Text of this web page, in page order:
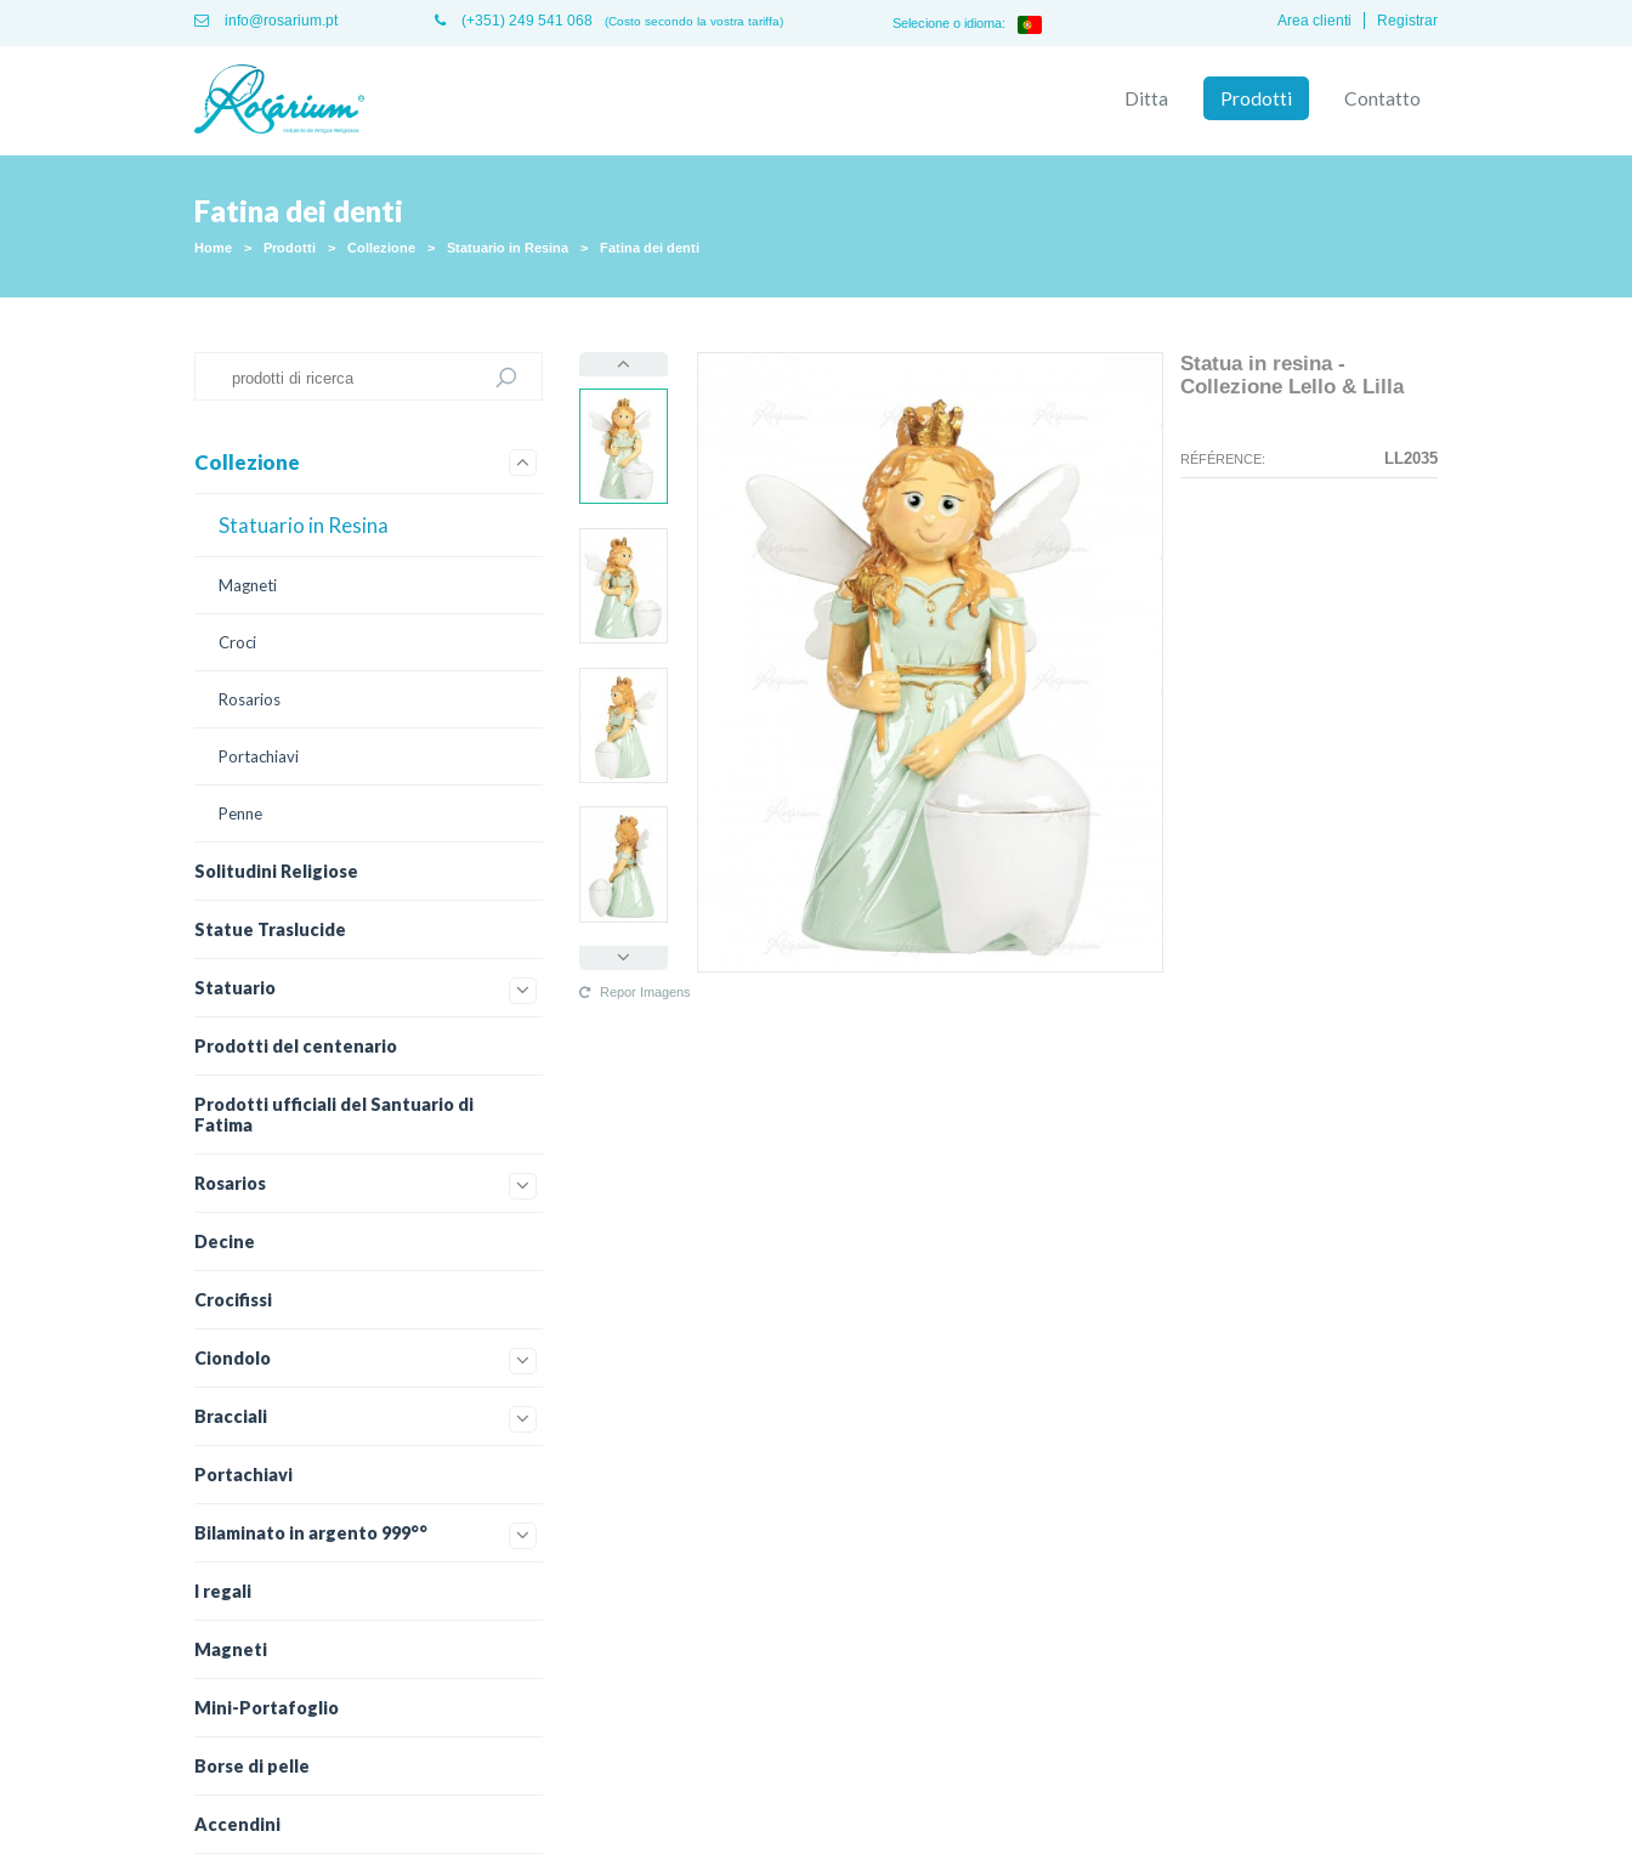
info@rosarium.pt (+351) 249 541 068 (Costo secondo la vostra tariffa) Selecione o idioma: Registrar
Area clienti
Ditta Prodotti Contatto
Fatina dei denti
Home > Prodotti > Collezione > Statuario in Resina > Fatina dei denti
Repor Imagens
Statua in resina -
Collezione Lello & Lilla
sono disponibili immagini in questo
RÉFÉRENCE: LL2035
Collezione
Statuario in Resina
Magneti
Croci
Rosarios
Portachiavi
Penne
Solitudini Religiose
Statue Traslucide
Statuario
Prodotti del centenario
Prodotti ufficiali del Santuario di
Fatima
Rosarios
Decine
Crocifissi
Ciondolo
Bracciali
Portachiavi
Bilaminato in argento 999°°
I regali
Magneti
Mini-Portafoglio
Borse di pelle
Accendini